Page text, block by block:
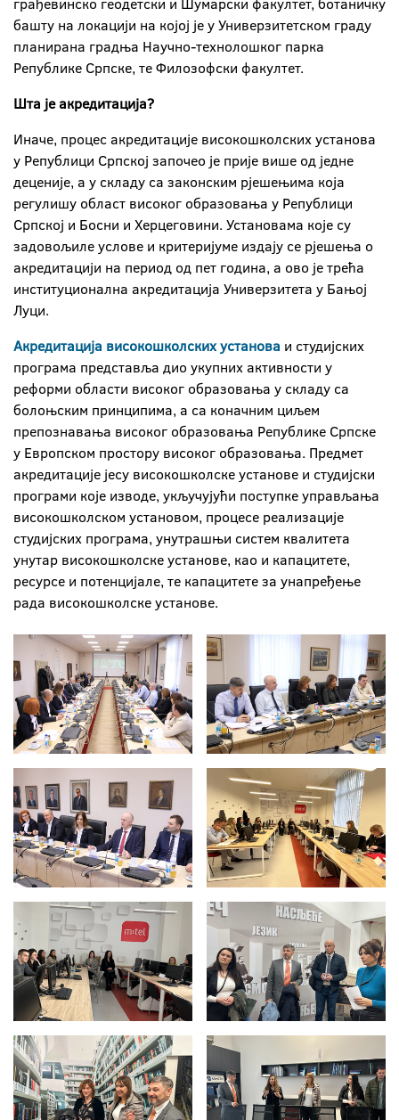
башту на локацији на којој је у Универзитетском граду
планирана градња Научно-технолошког парка
Републике Српске, те Филозофски факултет.
Шта је акредитација?
Иначе, процес акредитације високошколских установа
у Републици Српској започео је прије више од једне
деценије, а у складу са законским рјешењима која
регулишу област високог образовања у Републици
Српској и Босни и Херцеговини. Установама које су
задовољиле услове и критеријуме издају се рјешења о
акредитацији на период од пет година, а ово је трећа
институционална акредитација Универзитета у Бањој
Луци.
Акредитација високошколских установа и студијских
програма представља дио укупних активности у
реформи области високог образовања у складу са
болоњским принципима, а са коначним циљем
препознавања високог образовања Републике Српске
у Европском простору високог образовања. Предмет
акредитације јесу високошколске установе и студијски
програми које изводе, укључујући поступке управљања
високошколском установом, процесе реализације
студијских програма, унутрашњи систем квалитета
унутар високошколске установе, као и капацитете,
ресурсе и потенцијале, те капацитете за унапређење
рада високошколске установе.